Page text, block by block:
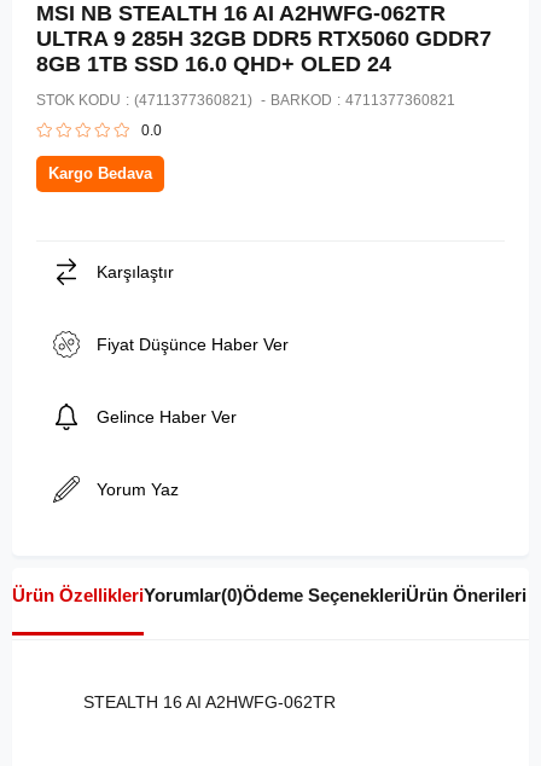
MSI NB STEALTH 16 AI A2HWFG-062TR
ULTRA 9 285H 32GB DDR5 RTX5060 GDDR7
8GB 1TB SSD 16.0 QHD+ OLED 24
STOK KODU (4711377360821) BARKOD : 4711377360821
0.0
Kargo Bedava
Karşılaştır
Fiyat Düşünce Haber Ver
Gelince Haber Ver
Yorum Yaz
Ürün ÖzellikleriYorumlar(0)Ödeme SeçenekleriÜrün Önerileri
STEALTH 16 AI A2HWFG-062TR